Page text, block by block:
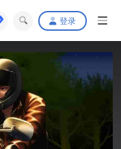
登录